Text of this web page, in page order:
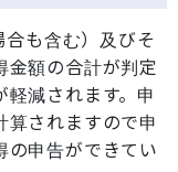
も含む）及びそ
金額の合計が判定
減されます。申
されますので申
の申告ができてい